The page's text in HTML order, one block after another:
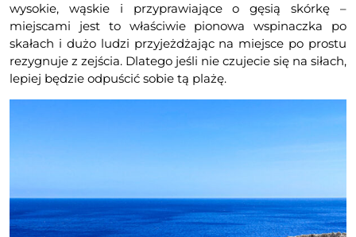
wysokie, wąskie i przyprawiające o gęsią skórkę –
miejscami jest to właściwie pionowa wspinaczka po
skałach i dużo ludzi przyjeżdżając na miejsce po prostu
rezygnuje z zejścia. Dlatego jeśli nie czujecie się na siłach,
lepiej będzie odpuścić sobie tą plażę.